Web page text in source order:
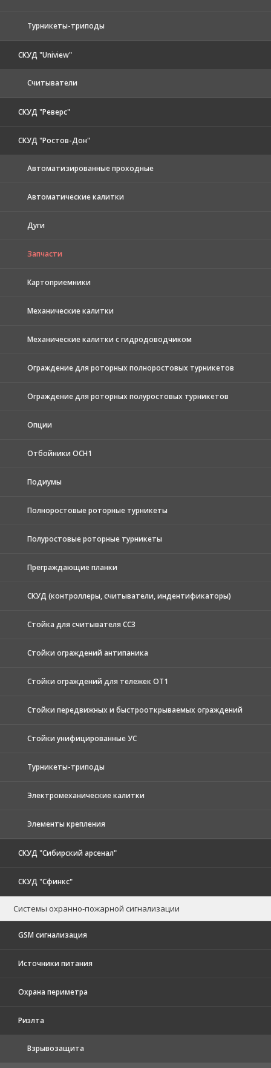
Турникеты-триподы
СКУД "Uniview"
Считыватели
СКУД "Реверс"
СКУД "Ростов-Дон"
Автоматизированные проходные
Автоматические калитки
Дуги
Запчасти
Картоприемники
Механические калитки
Механические калитки с гидродоводчиком
Ограждение для роторных полноростовых турникетов
Ограждение для роторных полуростовых турникетов
Опции
Отбойники ОСН1
Подиумы
Полноростовые роторные турникеты
Полуростовые роторные турникеты
Преграждающие планки
СКУД (контроллеры, считыватели, индентификаторы)
Стойка для считывателя СС3
Стойки ограждений антипаника
Стойки ограждений для тележек ОТ1
Стойки передвижных и быстрооткрываемых ограждений
Стойки унифицированные УС
Турникеты-триподы
Электромеханические калитки
Элементы крепления
СКУД "Сибирский арсенал"
СКУД "Сфинкс"
Системы охранно-пожарной сигнализации
GSM сигнализация
Источники питания
Охрана периметра
Риэлта
Взрывозащита